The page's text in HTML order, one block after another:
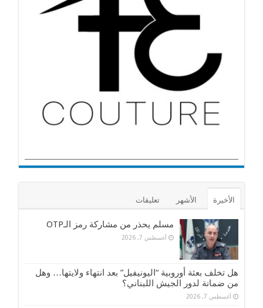
الأخيرة الأشهر تعليقات
مسلم يحذر من مشاركة رمز الـOTP
أغسطس 7, 2026
هل تخلف بعثة أوروبية “اليونيفيل” بعد انتهاء ولايتها… وهل
من ضمانة لدور الجيش اللبناني؟
أغسطس 7, 2026